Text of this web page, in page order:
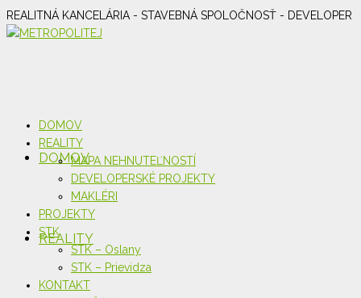
REALITNÁ KANCELÁRIA - STAVEBNÁ SPOLOČNOSŤ - DEVELOPER
DOMOV
REALITY
DOMOV
REALITY
MAPA NEHNUTEĽNOSTÍ
DEVELOPERSKÉ PROJEKTY
MAKLÉRI
PROJEKTY
STK
STK – Oslany
STK – Prievidza
KONTAKT